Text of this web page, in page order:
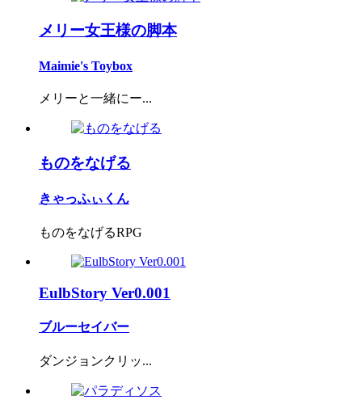
メリー女王様の脚本
Maimie's Toybox
メリーと一緒にー...
ものをなげる
きゃっふぃくん
ものをなげるRPG
EulbStory Ver0.001
ブルーセイバー
ダンジョンクリッ...